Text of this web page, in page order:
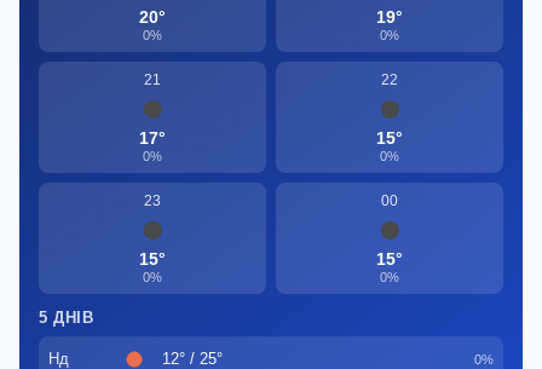
20°
0%
19°
0%
21
17°
0%
22
15°
0%
23
15°
0%
00
15°
0%
5 ДНІВ
Нд 12° / 25° 0%